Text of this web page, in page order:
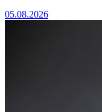
05.08.2026